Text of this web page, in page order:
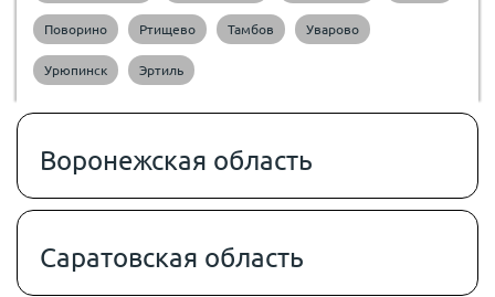
Поворино Ртищево Тамбов Уварово
Урюпинск Эртиль
Воронежская область
Саратовская область